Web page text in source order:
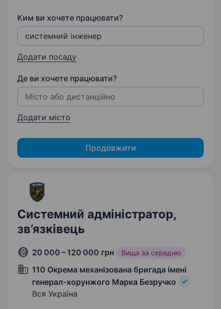
Ким ви хочете працювати?
Додати посаду
Де ви хочете працювати?
Додати місто
Продовжити
Системний адміністратор,
зв’язківець
20 000 – 120 000 грн Вища за середню
110 Окрема механізована бригада імені
генерал-хорунжого Марка Безручко
Вся Україна